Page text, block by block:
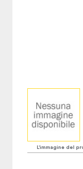
L'immagine del